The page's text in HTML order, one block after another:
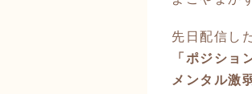
先日配信し
「ポジショ
メンタル激